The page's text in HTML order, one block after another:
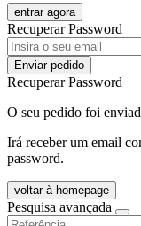
entrar agora
Recuperar Password
Enviar pedido
Recuperar Password
O seu pedido foi
Irá receber um email
password.
voltar à homepage
Pesquisa avançada